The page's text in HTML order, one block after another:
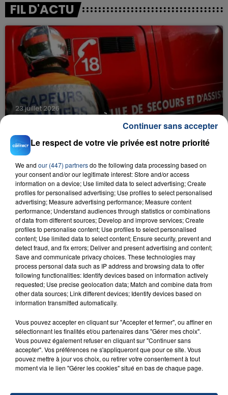
FIL D'ACTU
23 juillet 2026
INCENDIE MORTEL À LENS : UNE FEMME ET
SON BÉBÉ ENTRE LA VIE ET LA...
Un homme s'est immolé par le feu après avoir
aspergé sa compagne et leur bébé de trois mois
d'un liquide inflammable.
20 juillet 2026
UNE ADOLESCENTE DEVANT SE FAIRE
OPÉRER DE LA CHEVILLE RESSORT DE LA...
La famille a porté plainte contre la clinique qui a
reconnu sa responsabilité et présenté ses
excuses.
TITRES DIFFUSÉS
22h15
22h15 22h12
22h12
Le respect de votre vie privée est notre priorité
We and our (447) partnersdo the following data processing based on
your consent and/or our legitimate interest: Store and/or access
information on a device; Use limited data to select advertising; Create
profiles for personalised advertising; Use profiles to select personalised
advertising; Measure advertising performance; Measure content
performance; Understand audiences through statistics or combinations
of data from different sources; Develop and improve services; Create
profiles to personalise content; Use profiles to select personalised
content; Use limited data to select content; Ensure security, prevent and
detect fraud, and fix errors; Deliver and present advertising and content;
Save and communicate privacy choices. These technologies may
process personal data such as IP address and browsing data to offer
following functionalities: Identify devices based on information actively
requested; Use precise geolocation data; Match and combine data from
other data sources; Link different devices; Identify devices based on
information transmitted automatically.
Vous pouvez accepter en cliquant sur "Accepter et fermer", ou affiner en
sélectionnant les finalités et/ou partenaires dans "Gérer mes choix".
Vous pouvez également refuser en cliquant sur "Continuer sans
accepter". Vos préférences ne s'appliqueront que pour ce site. Vous
pouvez mettre à jour vos choix, ou retirer votre consentement à tout
moment via le lien "Gérer les cookies" situé en bas de chaque page.
Continuer sans accepter